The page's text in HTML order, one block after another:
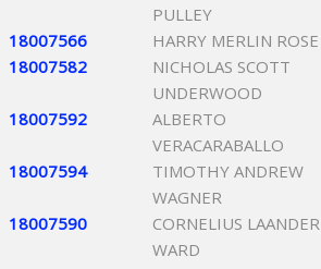
PULLEY
18007566 HARRY MERLIN ROSE
18007582
NICHOLAS SCOTT
UNDERWOOD
18007592
ALBERTO
VERACARABALLO
18007594
TIMOTHY ANDREW
WAGNER
18007590
CORNELIUS LAANDER
WARD